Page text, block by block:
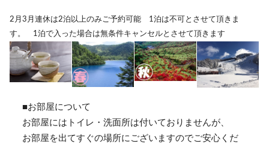
2月3月連休は2泊以上のみご予約可能 1泊は不可とさせて頂きま
す。 1泊で入った場合は無条件キャンセルとさせて頂きます
■お部屋について
お部屋にはトイレ・洗面所は付いておりませんが、
お部屋を出てすぐの場所にございますのでご安心くだ